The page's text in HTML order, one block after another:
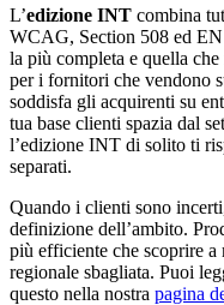
L’edizione INT combina
WCAG, Section 508 ed
la più completa e quella
per i fornitori che vendono
soddisfa gli acquirenti su
tua base clienti spazia dal
l’edizione INT di solito ti
separati.
Quando i clienti sono
definizione dell’ambito.
più efficiente che scoprire a
regionale sbagliata. Puoi
questo nella nostra pagina